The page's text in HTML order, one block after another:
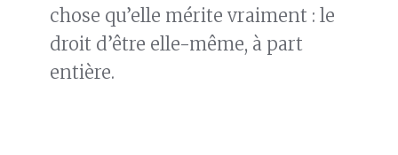
chose qu’elle mérite vraiment : le
droit d’être elle-même, à part
entière.